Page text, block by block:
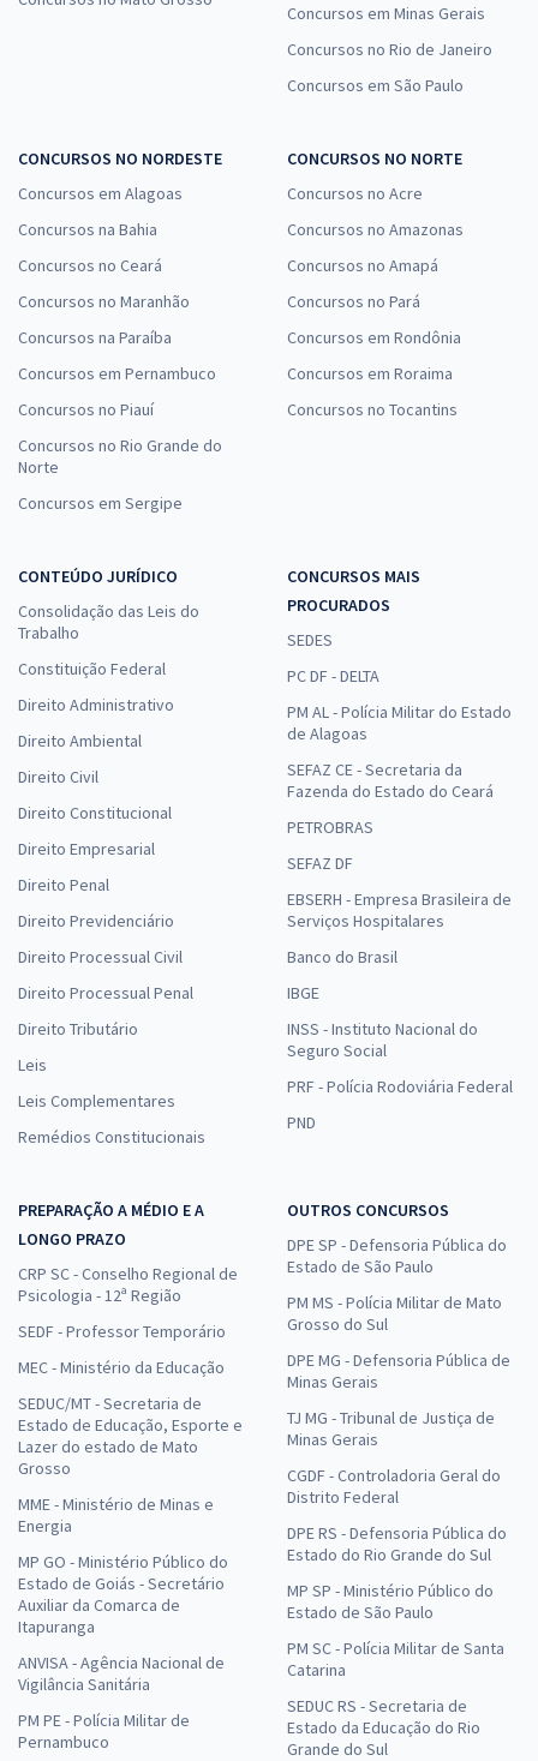
Concursos em Minas Gerais
Concursos no Rio de Janeiro
Concursos em São Paulo
CONCURSOS NO NORDESTE
Concursos em Alagoas
Concursos na Bahia
Concursos no Ceará
Concursos no Maranhão
Concursos na Paraíba
Concursos em Pernambuco
Concursos no Piauí
Concursos no Rio Grande do
Norte
Concursos em Sergipe
CONCURSOS NO NORTE
Concursos no Acre
Concursos no Amazonas
Concursos no Amapá
Concursos no Pará
Concursos em Rondônia
Concursos em Roraima
Concursos no Tocantins
CONTEÚDO JURÍDICO
Consolidação das Leis do
Trabalho
Constituição Federal
Direito Administrativo
Direito Ambiental
Direito Civil
Direito Constitucional
Direito Empresarial
Direito Penal
Direito Previdenciário
Direito Processual Civil
Direito Processual Penal
Direito Tributário
Leis
Leis Complementares
Remédios Constitucionais
CONCURSOS MAIS
PROCURADOS
SEDES
PC DF - DELTA
PM AL - Polícia Militar do Estado
de Alagoas
SEFAZ CE - Secretaria da
Fazenda do Estado do Ceará
PETROBRAS
SEFAZ DF
EBSERH - Empresa Brasileira de
Serviços Hospitalares
Banco do Brasil
IBGE
INSS - Instituto Nacional do
Seguro Social
PRF - Polícia Rodoviária Federal
PND
PREPARAÇÃO A MÉDIO E A
LONGO PRAZO
CRP SC - Conselho Regional de
Psicologia - 12ª Região
SEDF - Professor Temporário
MEC - Ministério da Educação
SEDUC/MT - Secretaria de
Estado de Educação, Esporte e
Lazer do estado de Mato
Grosso
MME - Ministério de Minas e
Energia
MP GO - Ministério Público do
Estado de Goiás - Secretário
Auxiliar da Comarca de
Itapuranga
ANVISA - Agência Nacional de
Vigilância Sanitária
PM PE - Polícia Militar de
Pernambuco
OUTROS CONCURSOS
DPE SP - Defensoria Pública do
Estado de São Paulo
PM MS - Polícia Militar de Mato
Grosso do Sul
DPE MG - Defensoria Pública de
Minas Gerais
TJ MG - Tribunal de Justiça de
Minas Gerais
CGDF - Controladoria Geral do
Distrito Federal
DPE RS - Defensoria Pública do
Estado do Rio Grande do Sul
MP SP - Ministério Público do
Estado de São Paulo
PM SC - Polícia Militar de Santa
Catarina
SEDUC RS - Secretaria de
Estado da Educação do Rio
Grande do Sul